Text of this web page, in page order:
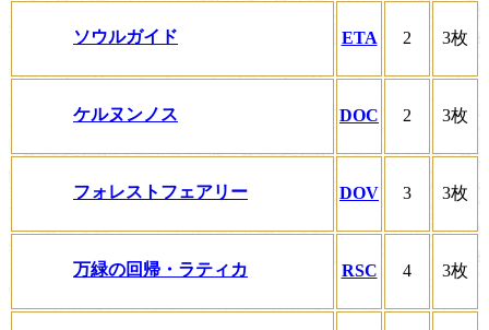
ソウルガイド ETA 2 3枚
ケルヌンノス DOC 2 3枚
フォレストフェアリー DOV 3 3枚
万緑の回帰・ラティカ RSC 4 3枚